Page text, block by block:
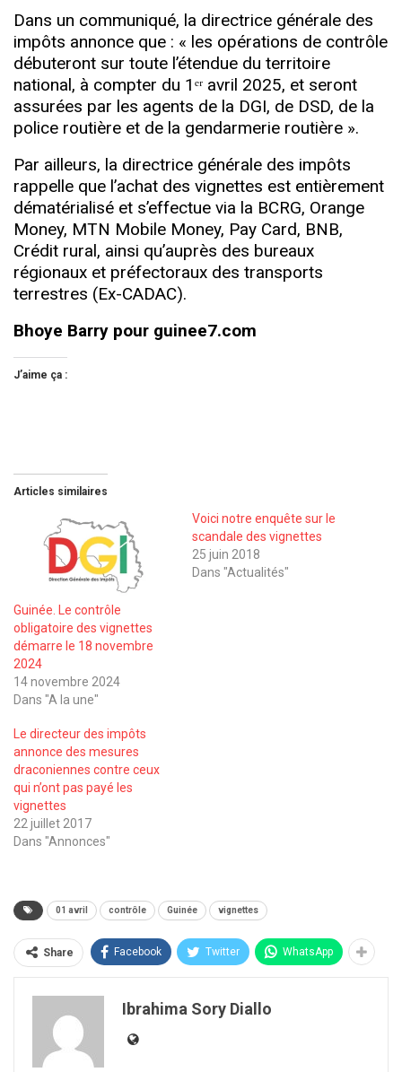
Dans un communiqué, la directrice générale des
impôts annonce que : « les opérations de contrôle
débuteront sur toute l’étendue du territoire
national, à compter du 1ᵉʳ avril 2025, et seront
assurées par les agents de la DGI, de DSD, de la
police routière et de la gendarmerie routière ».
Par ailleurs, la directrice générale des impôts
rappelle que l’achat des vignettes est entièrement
dématérialisé et s’effectue via la BCRG, Orange
Money, MTN Mobile Money, Pay Card, BNB,
Crédit rural, ainsi qu’auprès des bureaux
régionaux et préfectoraux des transports
terrestres (Ex-CADAC).
Bhoye Barry pour guinee7.com
J’aime ça :
Articles similaires
Guinée. Le contrôle
obligatoire des vignettes
démarre le 18 novembre
2024
14 novembre 2024
Dans "A la une"
Voici notre enquête sur le
scandale des vignettes
25 juin 2018
Dans "Actualités"
Le directeur des impôts
annonce des mesures
draconiennes contre ceux
qui n’ont pas payé les
vignettes
22 juillet 2017
Dans "Annonces"
01 avril contrôle Guinée vignettes
Share Facebook Twitter WhatsApp
Ibrahima Sory Diallo